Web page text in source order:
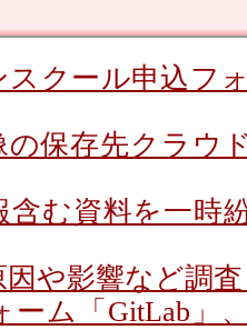
スクール申込フ
の保存先クラウ
含む資料を一時
や影響など調
ーム「GitLab」